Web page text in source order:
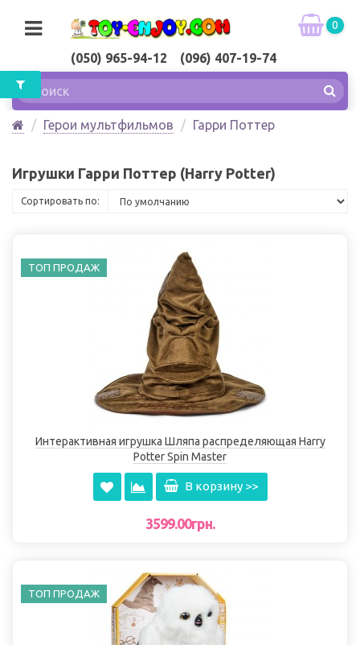
(050) 965-94-12 (096) 407-19-74
0
Герои мультфильмов Гарри Поттер
Игрушки Гарри Поттер (Harry Potter)
Сортировать по:
ТОП ПРОДАЖ
Интерактивная игрушка Шляпа распределяющая Harry
Potter Spin Master
В корзину >>
3599.00грн.
ТОП ПРОДАЖ